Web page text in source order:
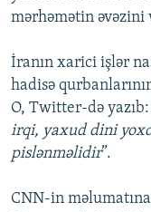
mərhəmətin əvəzini
İranın xarici işlər
hadisə
O, Twitter-də yazıb:
irqi, yaxud dini
pislənməlidir”.
CNN-in